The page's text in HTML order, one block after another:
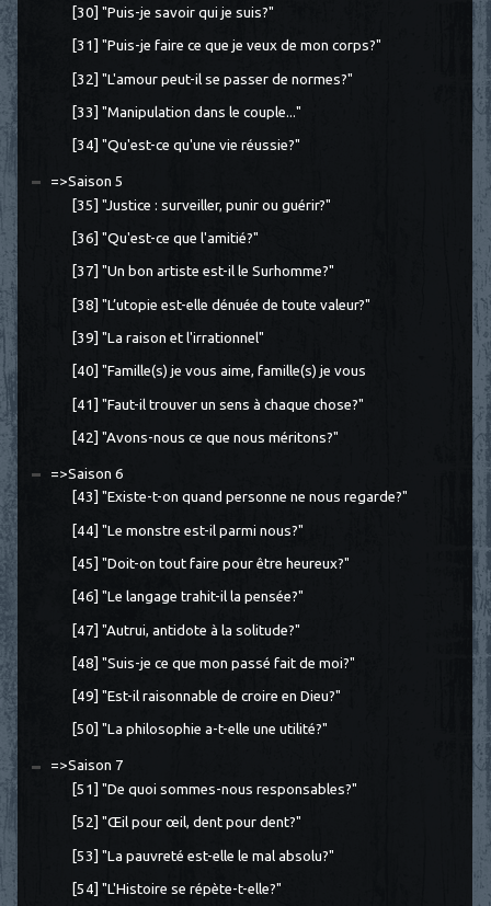
[30] "Puis-je savoir qui je suis?"
[31] "Puis-je faire ce que je veux de mon corps?"
[32] "L'amour peut-il se passer de normes?"
[33] "Manipulation dans le couple..."
[34] "Qu'est-ce qu'une vie réussie?"
=>Saison 5
[35] "Justice : surveiller, punir ou guérir?"
[36] "Qu'est-ce que l'amitié?"
[37] "Un bon artiste est-il le Surhomme?"
[38] "L’utopie est-elle dénuée de toute valeur?"
[39] "La raison et l'irrationnel"
[40] "Famille(s) je vous aime, famille(s) je vous
[41] "Faut-il trouver un sens à chaque chose?"
[42] "Avons-nous ce que nous méritons?"
=>Saison 6
[43] "Existe-t-on quand personne ne nous regarde?"
[44] "Le monstre est-il parmi nous?"
[45] "Doit-on tout faire pour être heureux?"
[46] "Le langage trahit-il la pensée?"
[47] "Autrui, antidote à la solitude?"
[48] "Suis-je ce que mon passé fait de moi?"
[49] "Est-il raisonnable de croire en Dieu?"
[50] "La philosophie a-t-elle une utilité?"
=>Saison 7
[51] "De quoi sommes-nous responsables?"
[52] "Œil pour œil, dent pour dent?"
[53] "La pauvreté est-elle le mal absolu?"
[54] "L'Histoire se répète-t-elle?"